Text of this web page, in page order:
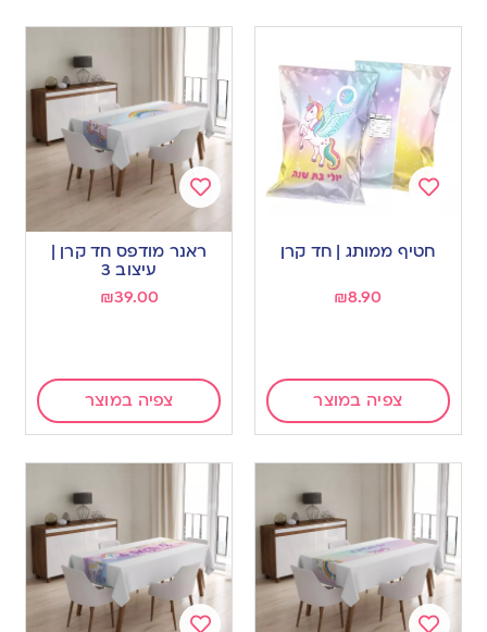
wishlist
חטיף ממותג | חד קרן
₪8.90
צפיה במוצר
Add
ראנר מודפס חד קרן |
עיצוב 3
₪39.00
צפיה במוצר